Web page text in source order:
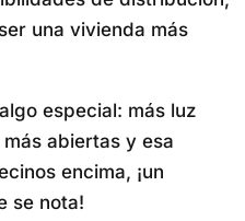
una vivienda más
especial: más luz
abiertas y esa
encima, ¡un
se nota!